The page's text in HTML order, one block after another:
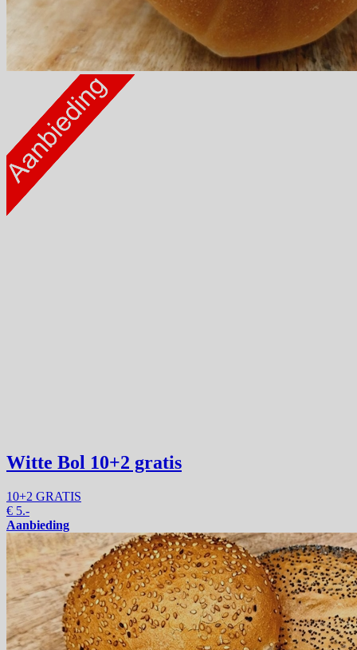
Witte Bol 10+2 gratis
10+2 GRATIS
€ 5.-
Aanbieding